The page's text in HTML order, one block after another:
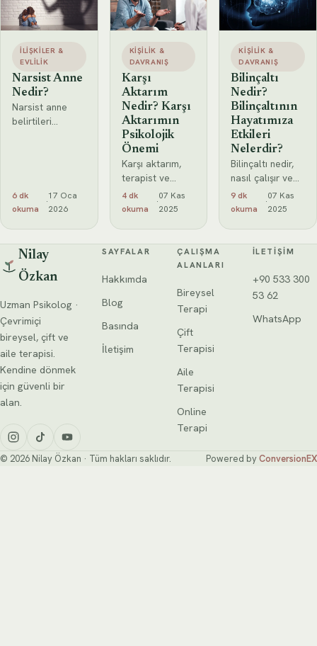
İLIŞKILER &
EVLILIK
Narsist Anne
Nedir?
Narsist anne
belirtileri
üzerindeki
etkileri ve bu
hakkında detaylı
rehber.
6 dk
okuma
·
17 Oca
2026
KIŞILIK &
DAVRANIŞ
Karşı
Aktarım
Nedir? Karşı
Aktarımın
Psikolojik
Önemi
Karşı aktarım,
terapist ve
danışan
arasındaki
Türleri, önemi ve
yöntemleri
hakkında detaylı
bilgi edinin.
4 dk
okuma
·
07 Kas
2025
KIŞILIK &
DAVRANIŞ
Bilinçaltı
Nedir?
Bilinçaltının
Hayatımıza
Etkileri
Nelerdir?
Bilinçaltı nedir,
nasıl çalışır ve
hayatımızı nasıl
etkiler?
duygusal bloklar
çalışma
yöntemlerini
9 dk
okuma
·
07 Kas
2025
Nilay
Özkan
Uzman Psikolog ·
Çevrimiçi
bireysel, çift ve
aile terapisi.
Kendine dönmek
için güvenli bir
alan.
SAYFALAR
Hakkımda
Blog
Basında
İletişim
ÇALIŞMA
ALANLARI
Bireysel
Terapi
Çift
Terapisi
Aile
Terapisi
Online
Terapi
İLETIŞIM
+90 533 300
53 62
WhatsApp
© 2026 Nilay Özkan · Tüm hakları saklıdır. Powered byConversionEX